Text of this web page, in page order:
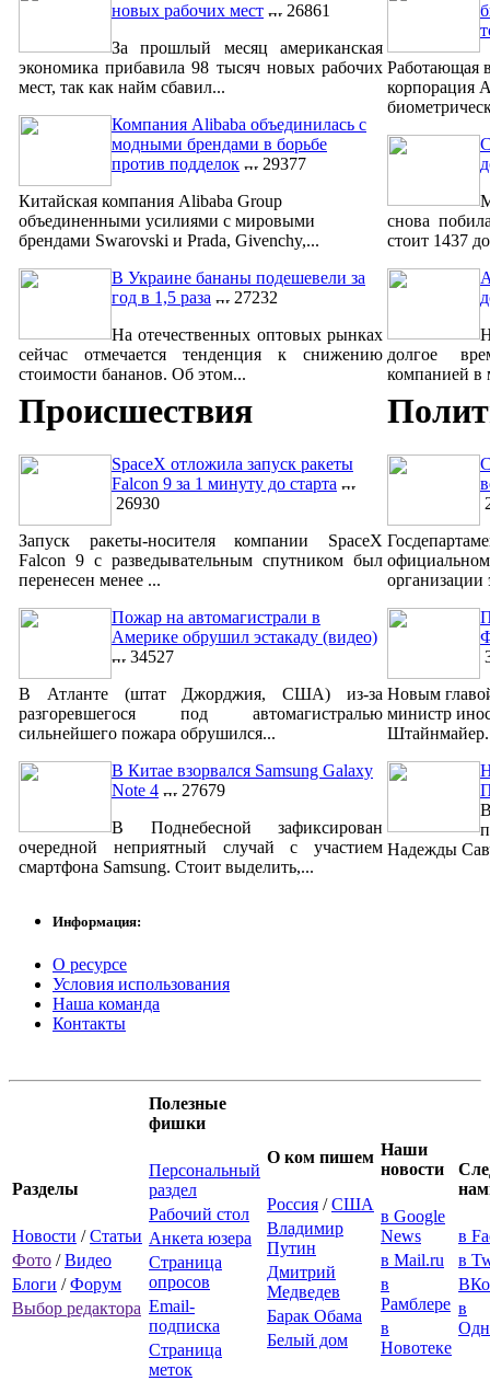
новых рабочих мест
26861
За прошлый месяц американская
экономика прибавила 98 тысяч новых рабочих
мест, так как найм сбавил...
Компания Alibaba объединилась с
модными брендами в борьбе
против подделок
29377
Китайская компания Alibaba Group
объединенными усилиями с мировыми
брендами Swarovski и Prada, Givenchy,...
В Украине бананы подешевели за
год в 1,5 раза
27232
На отечественных оптовых рынках
сейчас отмечается тенденция к снижению
стоимости бананов. Об этом...
Работающая
корпорация
снова
стоит 1437
долгое
компанией в
Происшествия
SpaceX отложила запуск ракеты
Falcon 9 за 1 минуту до старта
26930
Запуск ракеты-носителя компании SpaceX
Falcon 9 с разведывательным спутником был
перенесен менее ...
Пожар на автомагистрали в
Америке обрушил эстакаду (видео)
34527
В Атланте (штат Джорджия, США) из-за
разгоревшегося под автомагистралью
сильнейшего пожара обрушился...
В Китае взорвался Samsung Galaxy
Note 4
27679
В Поднебесной зафиксирован
очередной неприятный случай с участием
смартфона Samsung. Стоит выделить,...
организации
Новым
министр
Надежды
Информация:
О ресурсе
Условия использования
Наша команда
Контакты
Разделы
Новости /Статьи
Фото /Видео
Блоги /Форум
Выбор редактора
Полезные
фишки
Персональный
раздел
Рабочий стол
Анкета юзера
Страница
опросов
Email-
подписка
Страница
меток
О ком пишем
Россия /США
Владимир
Путин
Дмитрий
Медведев
Барак Обама
Белый дом
Наши
новости
в Google
News
в Mail.ru
в
Рамблере
в
Новотеке
в
в
в